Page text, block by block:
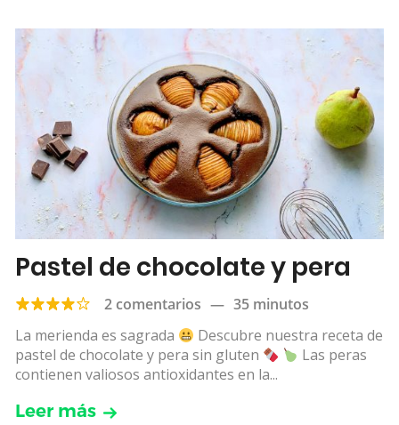
Pastel de chocolate y pera
2 comentarios — 35 minutos
La merienda es sagrada
Descubre nuestra receta de
pastel de chocolate y pera sin gluten
Las peras
contienen valiosos antioxidantes en la...
Leer más